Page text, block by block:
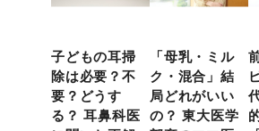
子どもの耳掃
除は必要？不
要？どうす
る？ 耳鼻科医
「母乳・ミル
ク・混合」結
局どれがいい
の？ 東大医学